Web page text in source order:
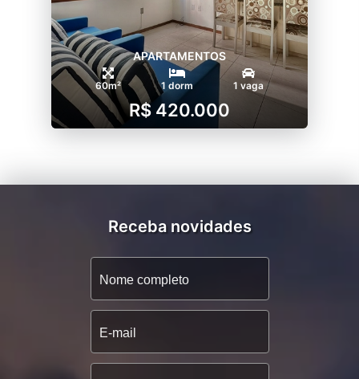
APARTAMENTOS
60m² 1 dorm 1 vaga
R$ 420.000
Receba novidades